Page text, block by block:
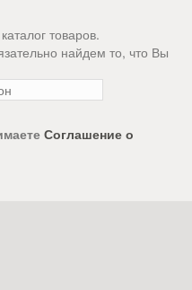
товаров.
найдем то, что Вы
Соглашение о